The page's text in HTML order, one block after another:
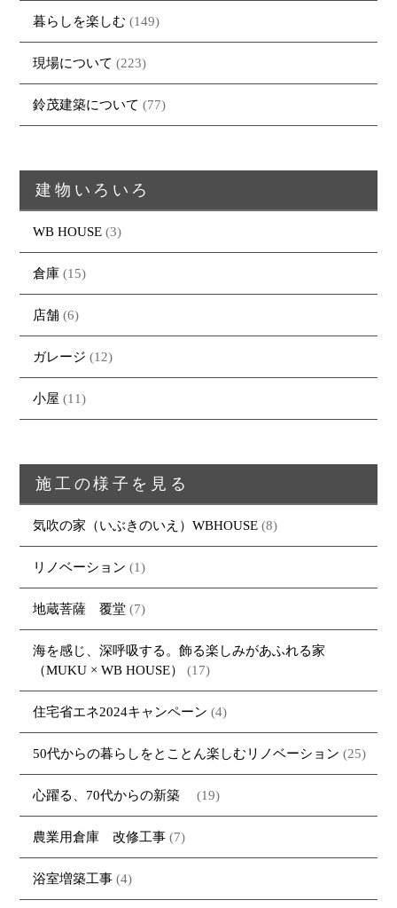
暮らしを楽しむ (149)
現場について (223)
鈴茂建築について (77)
建物いろいろ
WB HOUSE (3)
倉庫 (15)
店舗 (6)
ガレージ (12)
小屋 (11)
施工の様子を見る
気吹の家（いぶきのいえ）WBHOUSE (8)
リノベーション (1)
地蔵菩薩 覆堂 (7)
海を感じ、深呼吸する。飾る楽しみがあふれる家
（MUKU × WB HOUSE）
(17)
住宅省エネ2024キャンペーン (4)
50代からの暮らしをとことん楽しむリノベーション (25)
心躍る、70代からの新築 (19)
農業用倉庫 改修工事 (7)
浴室増築工事 (4)
ブログ
イベント
採用情報
・REFORM ・REFORMの家一覧